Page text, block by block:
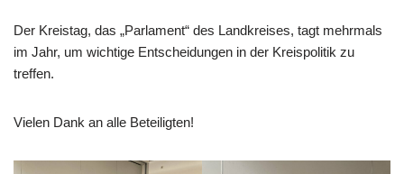
Der Kreistag, das „Parlament“ des Landkreises, tagt mehrmals
im Jahr, um wichtige Entscheidungen in der Kreispolitik zu
treffen.
Vielen Dank an alle Beteiligten!